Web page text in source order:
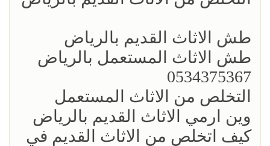
طش الاثاث القديم بالرياض
طش الاثاث المستعمل بالرياض
0534375367
التخلص من الاثاث المستعمل
وين ارمي الاثاث القديم بالرياض
كيف اتخلص من الاثاث القديم في